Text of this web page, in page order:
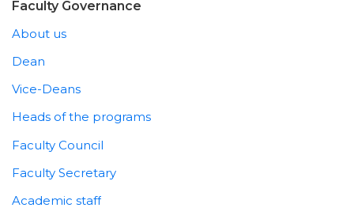
Faculty Governance
About us
Dean
Vice-Deans
Heads of the programs
Faculty Council
Faculty Secretary
Academic staff